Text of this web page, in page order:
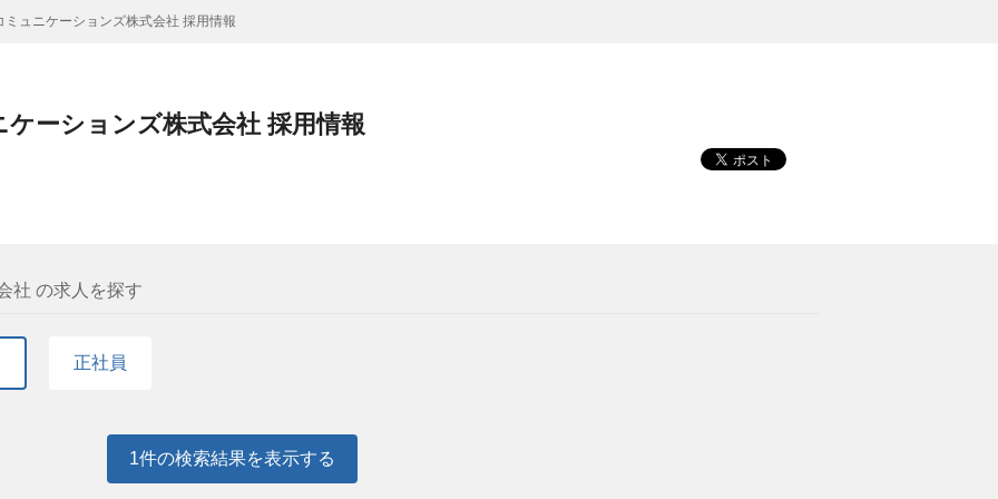
ミュニケーションズ株式会社 採用情報
ーションズ株式会社 採用情報
社 の求人を探す
正社員
1件の検索結果を表示する